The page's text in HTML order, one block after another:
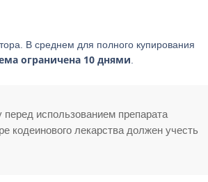
В среднем для полного купирования
ограничена 10 днями
перед использованием препарата
кодеинового лекарства должен учесть